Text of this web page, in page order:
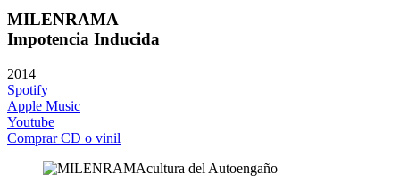
MILENRAMA
Impotencia Inducida
2014
Spotify
Apple Music
Youtube
Comprar CD o vinil